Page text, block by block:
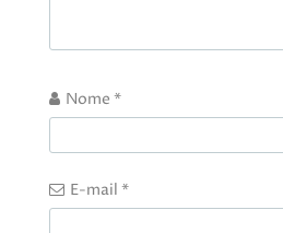
Nome *
E-mail *